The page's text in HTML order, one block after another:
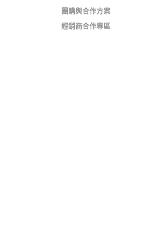
團購與合作方案
經銷商合作專區